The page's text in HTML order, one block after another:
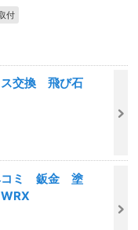
付
交換 飛び石
ミ 鈑金 塗